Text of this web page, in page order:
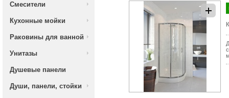
Смесители
Кухонные мойки
Раковины для ванной
Унитазы
Душевые панели
Души, панели, стойки